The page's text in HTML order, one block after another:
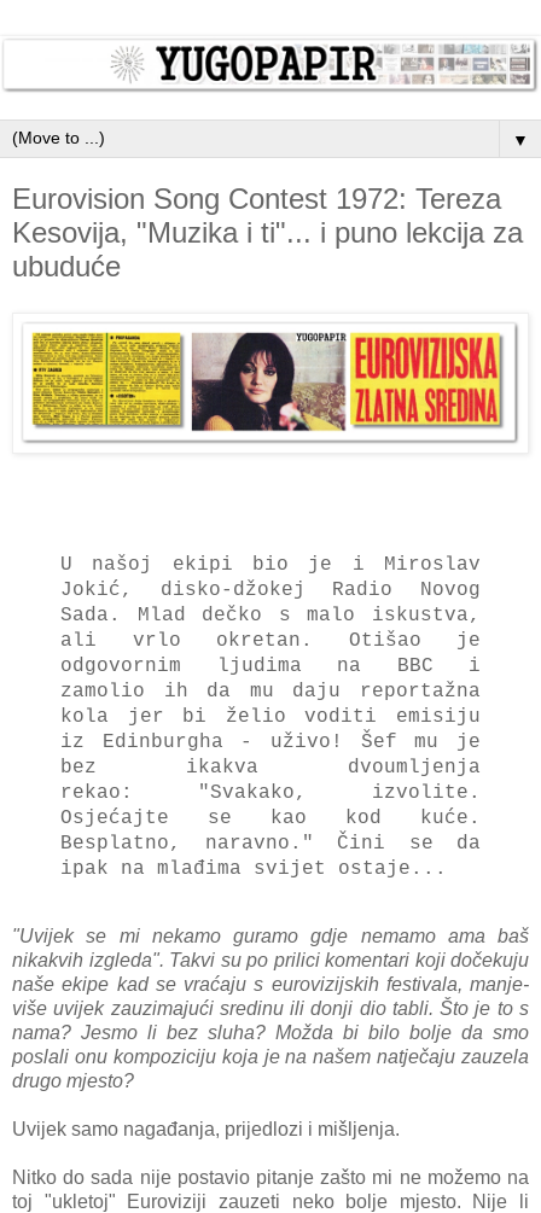
▼
Eurovision Song Contest 1972: Tereza
Kesovija, "Muzika i ti"... i puno lekcija za
ubuduće
U našoj ekipi bio je i Miroslav
Jokić, disko-džokej Radio Novog
Sada. Mlad dečko s malo iskustva,
ali vrlo okretan. Otišao je
odgovornim ljudima na BBC i
zamolio ih da mu daju reportažna
kola jer bi želio voditi emisiju
iz Edinburgha - uživo! Šef mu je
bez ikakva dvoumljenja
rekao: "Svakako, izvolite.
Osjećajte se kao kod kuće.
Besplatno, naravno." Čini se da
ipak na mlađima svijet ostaje...
"Uvijek se mi nekamo guramo gdje nemamo ama baš
nikakvih izgleda". Takvi su po prilici komentari koji dočekuju
naše ekipe kad se vraćaju s eurovizijskih festivala, manje-
više uvijek zauzimajući sredinu ili donji dio tabli. Što je to s
nama? Jesmo li bez sluha? Možda bi bilo bolje da smo
poslali onu kompoziciju koja je na našem natječaju zauzela
drugo mjesto?
Uvijek samo nagađanja, prijedlozi i mišljenja.
Nitko do sada nije postavio pitanje zašto mi ne možemo na
toj "ukletoj" Euroviziji zauzeti neko bolje mjesto. Nije li